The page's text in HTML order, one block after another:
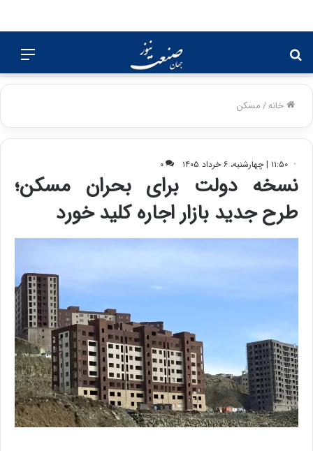
برای
خانه/مسکن
۱۱:۵۰ | چهارشنبه، ۶ خرداد ۱۴۰۵ ۰
نسخه دولت برای بحران مسکن؛
طرح جدید بازار اجاره کلید خورد